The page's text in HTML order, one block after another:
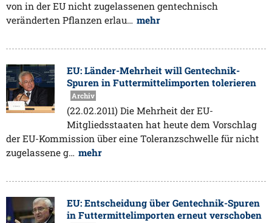
von in der EU nicht zugelassenen gentechnisch
veränderten Pflanzen erlau… mehr
EU: Länder-Mehrheit will Gentechnik-
Spuren in Futtermittelimporten tolerieren
Archiv
(22.02.2011) Die Mehrheit der EU-
Mitgliedsstaaten hat heute dem Vorschlag
der EU-Kommission über eine Toleranzschwelle für nicht
zugelassene g… mehr
EU: Entscheidung über Gentechnik-Spuren
in Futtermittelimporten erneut verschoben